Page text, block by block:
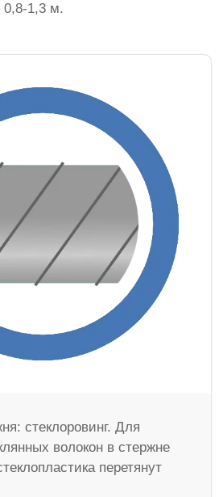
1,3 м.
стеклоровинг. Для
волокон в стержне
перетянут